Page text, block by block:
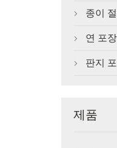
 종이
 연 포
 판지
제품